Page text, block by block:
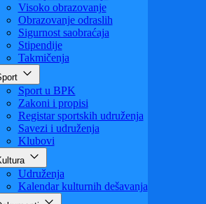
Predškolski odgoj
Osnovno obrazovanje
Srednje obrazovanje
Visoko obrazovanje
Obrazovanje odraslih
Sigurnost saobraćaja
Stipendije
Takmičenja
Sport
Sport u BPK
Zakoni i propisi
Registar sportskih udruženja
Savezi i udruženja
Klubovi